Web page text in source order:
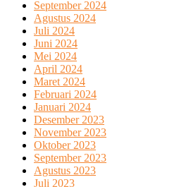
September 2024
Agustus 2024
Juli 2024
Juni 2024
Mei 2024
April 2024
Maret 2024
Februari 2024
Januari 2024
Desember 2023
November 2023
Oktober 2023
September 2023
Agustus 2023
Juli 2023